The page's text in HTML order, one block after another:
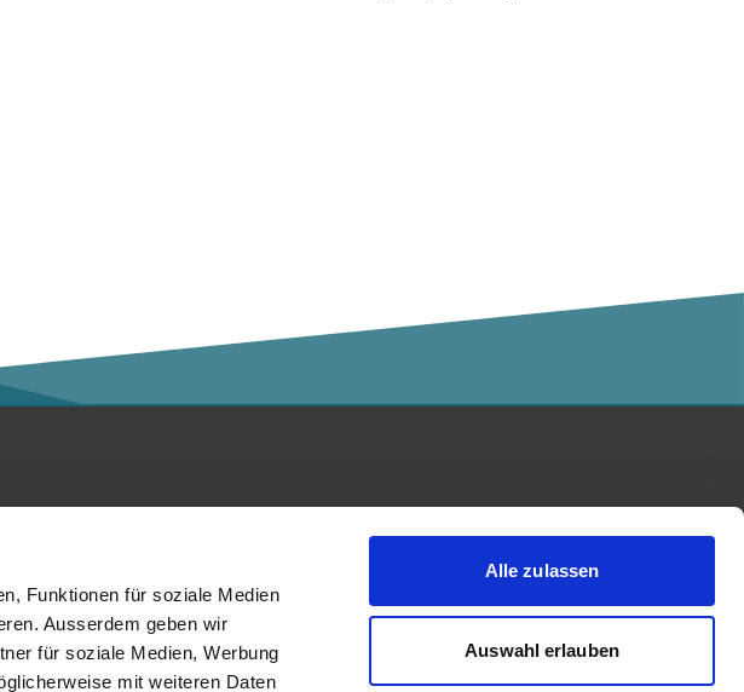
Funktionen für soziale Medien
Ausserdem geben wir
für soziale Medien, Werbung
mit weiteren Daten
Alle zulassen
Auswahl erlauben
Kalaidos Fachhochschule